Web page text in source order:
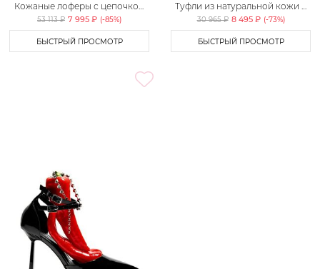
Кожаные лоферы с цепочкой
Lera Nena
53 113 ₽ 7 995 ₽ (-85%)
БЫСТРЫЙ ПРОСМОТР
Туфли из натуральной кожи с
декоративным ремешком
30 965 ₽ 8 495 ₽ (-73%)
БЫСТРЫЙ ПРОСМОТР